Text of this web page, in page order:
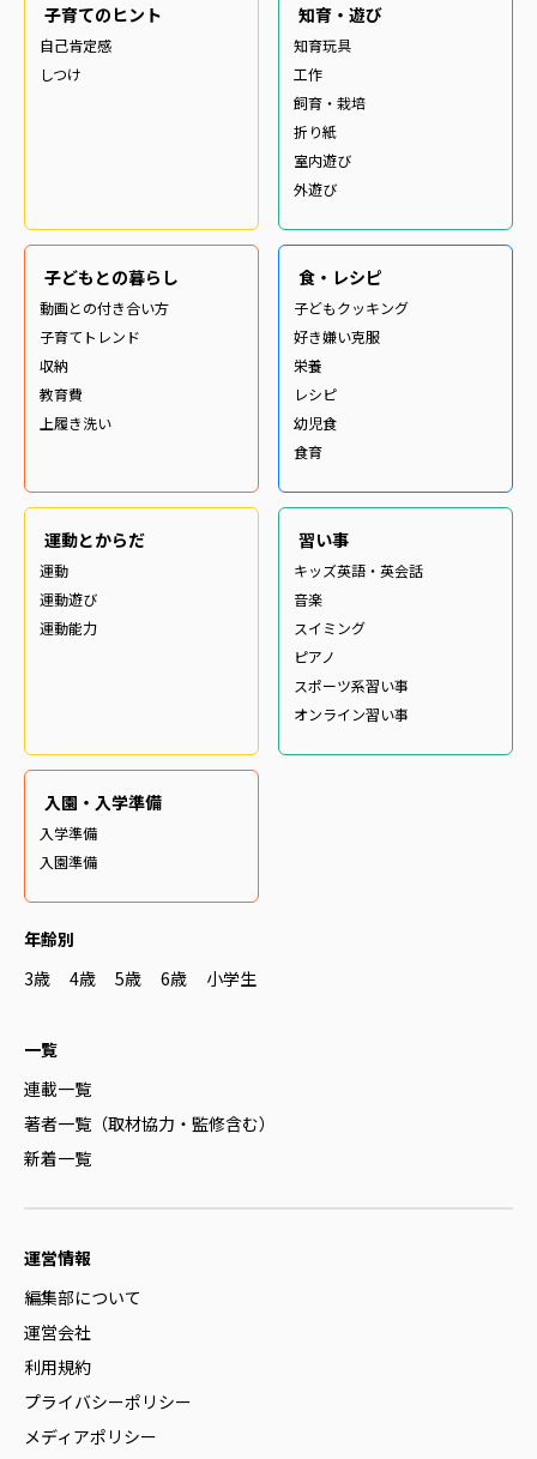
子育てのヒント
自己肯定感
しつけ
知育・遊び
知育玩具
工作
飼育・栽培
折り紙
室内遊び
外遊び
子どもとの暮らし
動画との付き合い方
子育てトレンド
収納
教育費
上履き洗い
食・レシピ
子どもクッキング
好き嫌い克服
栄養
レシピ
幼児食
食育
運動とからだ
運動
運動遊び
運動能力
習い事
キッズ英語・英会話
音楽
スイミング
ピアノ
スポーツ系習い事
オンライン習い事
入園・入学準備
入学準備
入園準備
年齢別
3歳
4歳 5歳 6歳 小学生
一覧
連載一覧
著者一覧（取材協力・監修含む）
新着一覧
運営情報
編集部について
運営会社
利用規約
プライバシーポリシー
メディアポリシー